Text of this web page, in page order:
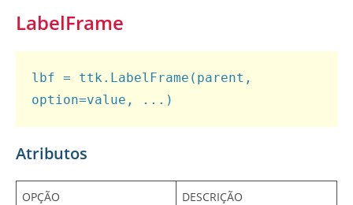
LabelFrame
lbf = ttk.LabelFrame(parent,
option=value, ...)
Atributos
OPÇÃO DESCRIÇÃO